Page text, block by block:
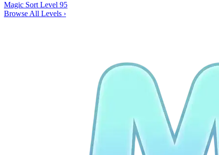
Magic Sort Level 95
Browse All Levels ›